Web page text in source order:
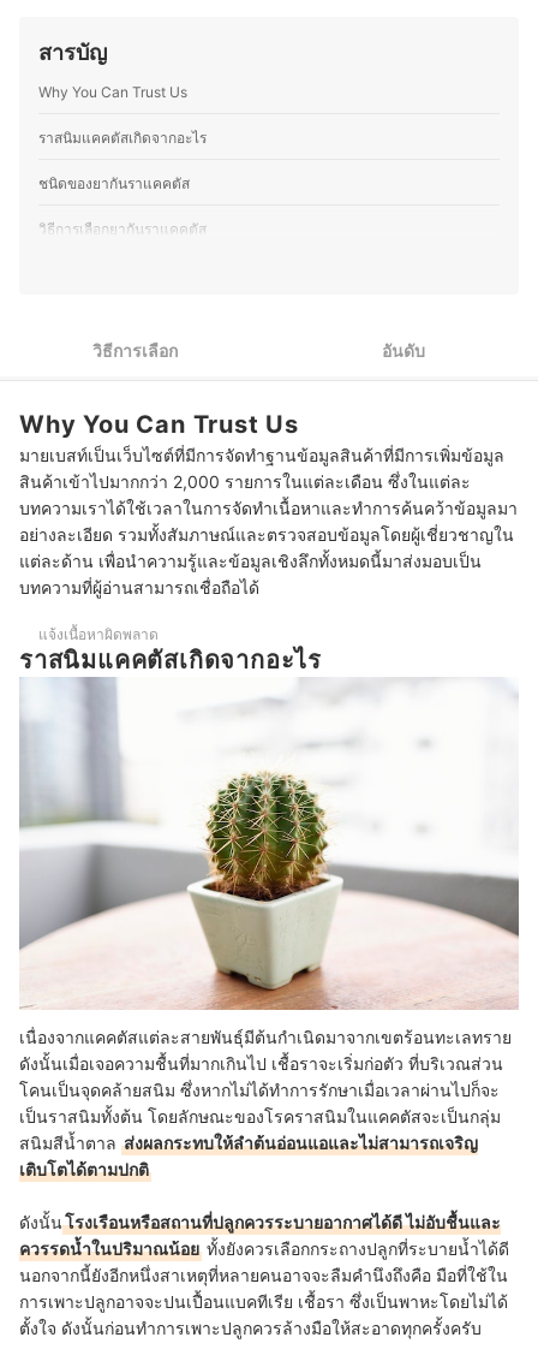
มีบ่อเลี้ยงปลา หมักปุ๋ย ปลูกไม้ยืนต้นและผักสวนครัว เพื่อนำมา
ความชื่นชอบการปลูกต้นไม้ด้วย จึงต่อยอดด้วยการตกแต่ง
ชีวิตร่วมกับธรรมชาติได้อย่างมีความสุข
ประวัติของ คชาธาร พรมนา (ปู)
สารบัญ
Why You Can Trust Us
ราสนิมแคคตัสเกิดจากอะไร
ชนิดของยากันราแคคตัส
วิธีการเลือกยากันราแคคตัส
วิธีการป้องกันเมื่อใช้ยากันราแคคตัสที่มีสารเคมี
บทส่งท้าย
วิธีการเลือก อันดับ
Why You Can Trust Us
มายเบสท์เป็นเว็บไซต์ที่มีการจัดทำฐานข้อมูลสินค้าที่มีการเพิ่มข้อมูล
สินค้าเข้าไปมากกว่า 2,000 รายการในแต่ละเดือน ซึ่งในแต่ละ
บทความเราได้ใช้เวลาในการจัดทำเนื้อหาและทำการค้นคว้าข้อมูลมา
อย่างละเอียด รวมทั้งสัมภาษณ์และตรวจสอบข้อมูลโดยผู้เชี่ยวชาญใน
แต่ละด้าน เพื่อนำความรู้และข้อมูลเชิงลึกทั้งหมดนี้มาส่งมอบเป็น
บทความที่ผู้อ่านสามารถเชื่อถือได้
แจ้งเนื้อหาผิดพลาด
ราสนิมแคคตัสเกิดจากอะไร
เนื่องจากแคคตัสแต่ละสายพันธุ์มีต้นกำเนิดมาจากเขตร้อนทะเลทราย
ดังนั้นเมื่อเจอความชื้นที่มากเกินไป เชื้อราจะเริ่มก่อตัว ที่บริเวณส่วน
โคนเป็นจุดคล้ายสนิม ซึ่งหากไม่ได้ทำการรักษาเมื่อเวลาผ่านไปก็จะ
เป็นราสนิมทั้งต้น โดยลักษณะของโรคราสนิมในแคคตัสจะเป็นกลุ่ม
สนิมสีน้ำตาล ส่งผลกระทบให้ลำต้นอ่อนแอและไม่สามารถเจริญ
เติบโตได้ตามปกติ
ดังนั้นโรงเรือนหรือสถานที่ปลูกควรระบายอากาศได้ดี ไม่อับชื้นและ
ควรรดน้ำในปริมาณน้อย ทั้งยังควรเลือกกระถางปลูกที่ระบายน้ำได้ดี
นอกจากนี้ยังอีกหนึ่งสาเหตุที่หลายคนอาจจะลืมคำนึงถึงคือ มือที่ใช้ใน
การเพาะปลูกอาจจะปนเปื้อนแบคทีเรีย เชื้อรา ซึ่งเป็นพาหะโดยไม่ได้
ตั้งใจ ดังนั้นก่อนทำการเพาะปลูกควรล้างมือให้สะอาดทุกครั้งครับ